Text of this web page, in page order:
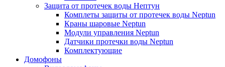
Защита от протечек воды Нептун
Комплеты защиты от протечек воды Neptun
Краны шаровые Neptun
Модули управления Neptun
Датчики протечки воды Neptun
Комплектующие
Домофоны